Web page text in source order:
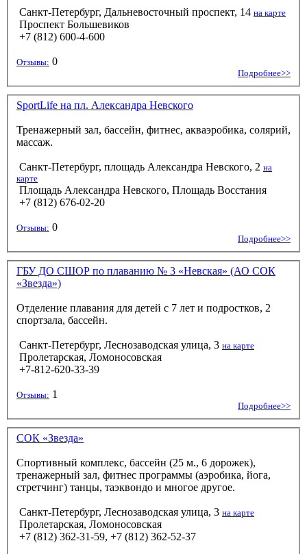
Санкт-Петербург, Дальневосточный проспект, 14 на карте
Проспект Большевиков
+7 (812) 600-4-600
Отзывы: 0
Подробнее>>
SportLife на пл. Александра Невского
Тренажерный зал, бассейн, фитнес, акваэробика, солярий,
массаж.
Санкт-Петербург, площадь Александра Невского, 2 на
карте
Площадь Александра Невского, Площадь Восстания
+7 (812) 676-02-20
Отзывы: 0
Подробнее>>
ГБУ ДО СШОР по плаванию № 3 «Невская» (АО СОК
«Звезда»)
Отделение плавания для детей с 7 лет и подростков, 2
спортзала, бассейн.
Санкт-Петербург, Леснозаводская улица, 3 на карте
Пролетарская, Ломоносовская
+7-812-620-33-39
Отзывы: 1
Подробнее>>
СОК «Звезда»
Спортивный комплекс, бассейн (25 м., 6 дорожек),
тренажерный зал, фитнес программы (аэробика, йога,
стретчинг) танцы, таэквондо и многое другое.
Санкт-Петербург, Леснозаводская улица, 3 на карте
Пролетарская, Ломоносовская
+7 (812) 362-31-59, +7 (812) 362-52-37